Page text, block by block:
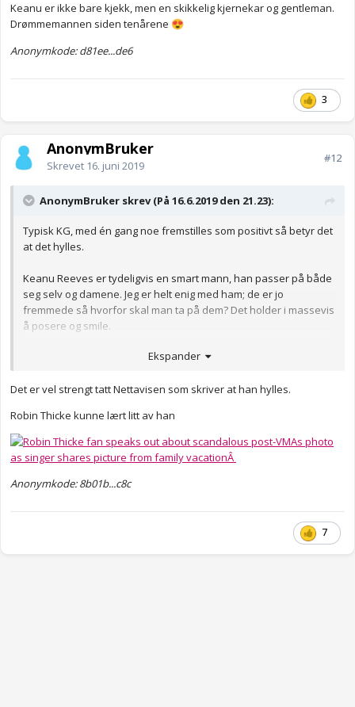
Keanu er ikke bare kjekk, men en skikkelig kjernekar og gentleman.
Drømmemannen siden tenårene 😍
Anonymkode: d81ee...de6
3
AnonymBruker
Skrevet 16. juni 2019
#12
AnonymBruker skrev (På 16.6.2019 den 21.23):
Typisk KG, med én gang noe fremstilles som positivt så betyr det
at det hylles.
Keanu Reeves er tydeligvis en smart mann, han passer på både
seg selv og damene. Jeg er helt enig med ham; de er jo
fremmede så hvorfor skal man ta på dem? Det holder i massevis
å posere og smile.
Ekspander
Det er vel strengt tatt Nettavisen som skriver at han hylles.
Robin Thicke kunne lært litt av han
Anonymkode: 8b01b...c8c
7